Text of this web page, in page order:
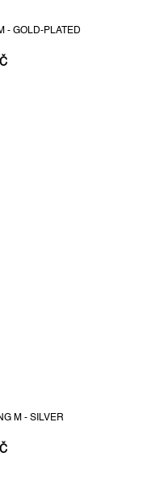
- GOLD-PLATED
M - SILVER